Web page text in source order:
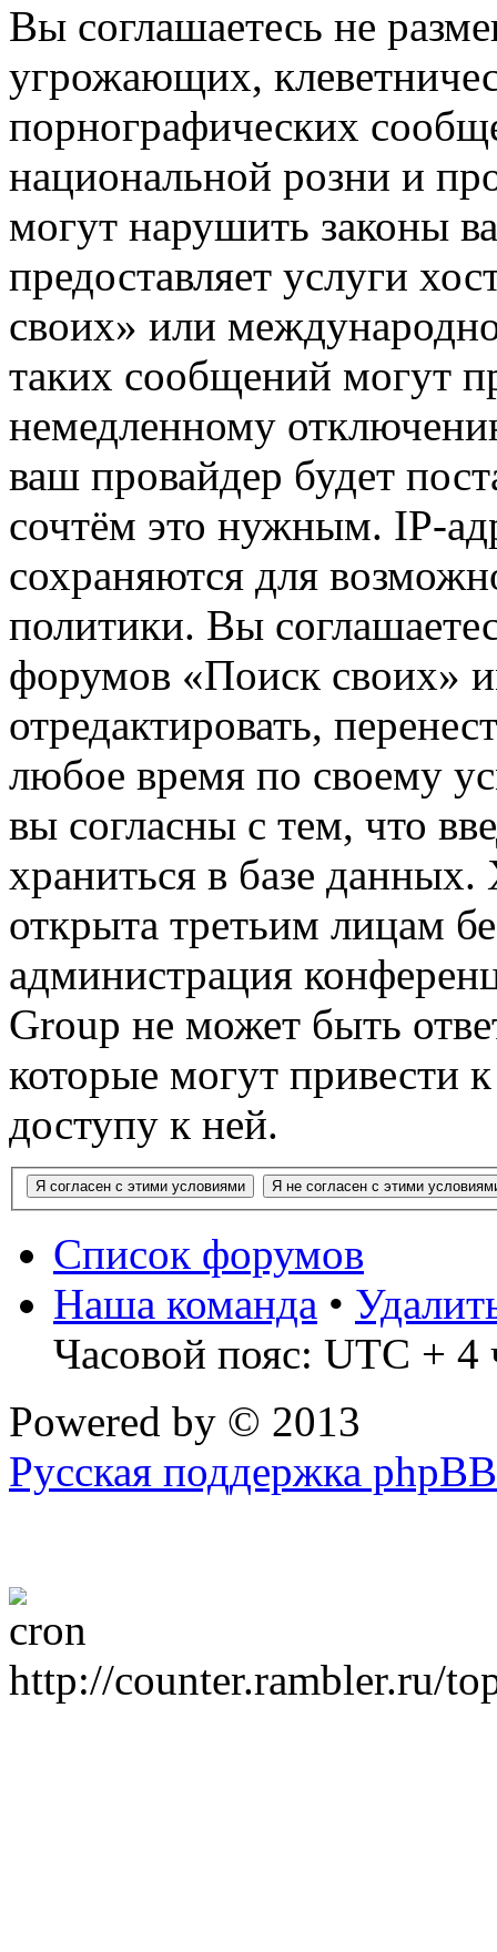
Вы соглашаетесь не
угрожающих,
порнографических
национальной розни и
могут нарушить законы
предоставляет услуги
своих» или
таких сообщений могут
немедленному
ваш провайдер будет
сочтём это нужным. IP-
сохраняются для
политики. Вы
форумов «Поиск своих»
отредактировать,
любое время по своему
вы согласны с тем, что
храниться в базе
открыта третьим лицам
администрация
Group не может быть
которые могут привести
доступу к ней.
Список форумов
Наша команда •
Часовой пояс: UTC + 4
Powered by © 2013
Русская поддержка phpBB
http://counter.rambler.ru/